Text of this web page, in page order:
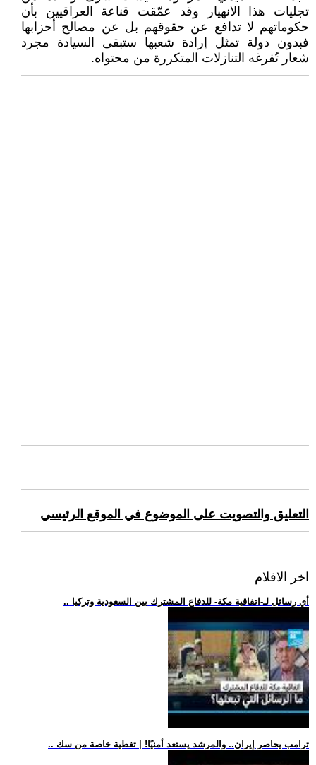
تجليات هذا الانهيار وقد عمّقت قناعة العراقيين بأن
حكوماتهم لا تدافع عن حقوقهم بل عن مصالح أحزابها
فبدون دولة تمثل إرادة شعبها ستبقى السيادة مجرد
شعار تُفرغه التنازلات المتكررة من محتواه.
التعليق والتصويت على الموضوع في الموقع الرئيسي
اخر الافلام
.. أي رسائل لـ-اتفاقية مكة- للدفاع المشترك بين السعودية وتركيا
.. ترامب يحاصر إيران.. والمرشد يستعد أمنيًا! | تغطية خاصة من سك